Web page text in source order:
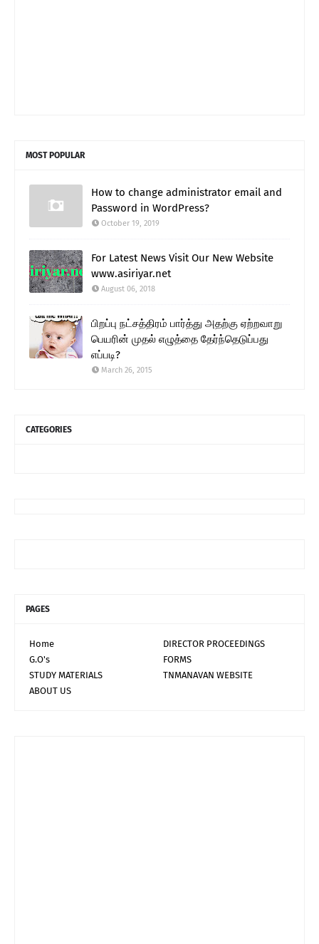
MOST POPULAR
How to change administrator email and
Password in WordPress?
October 19, 2019
For Latest News Visit Our New Website
www.asiriyar.net
August 06, 2018
பிறப்பு நட்சத்திரம் பார்த்து அதற்கு ஏற்றவாறு
பெயரின் முதல் எழுத்தை தேர்ந்தெடுப்பது
எப்படி?
March 26, 2015
CATEGORIES
PAGES
Home
DIRECTOR PROCEEDINGS
G.O's
FORMS
STUDY MATERIALS
TNMANAVAN WEBSITE
ABOUT US